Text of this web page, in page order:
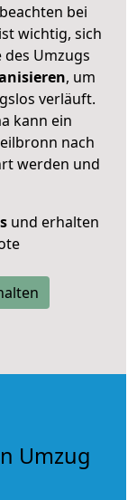
bei
wichtig, sich
des Umzugs
, um
verläuft.
kann ein
nach
werden und
und erhalten
Umzug